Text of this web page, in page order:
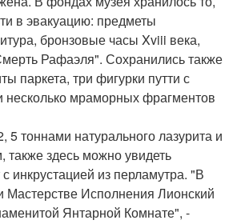
в эвакуацию: предметы
бронзовые часы Xviii века,
Рафаэля". Сохранились также
паркета, три фигурки путти с
несколько мраморных фрагментов
5 тоннами натурального лазурита и
здесь можно увидеть
инкрустацией из перламутра. "В
Мастерстве Исполнения Лионский
Янтарной Комнате", -